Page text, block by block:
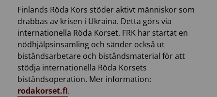
Finlands Röda Kors stöder aktivt människor som
drabbas av krisen i Ukraina. Detta görs via
internationella Röda Korset. FRK har startat en
nödhjälpsinsamling och sänder också ut
biståndsarbetare och biståndsmaterial för att
stödja internationella Röda Korsets
biståndsoperation. Mer information:
rodakorset.fi.